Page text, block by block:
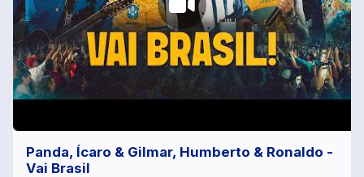
Panda, Ícaro & Gilmar, Humberto & Ronaldo -
Vai Brasil